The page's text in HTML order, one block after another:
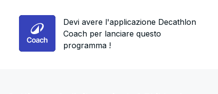
Devi avere l'applicazione Decathlon
Coach per lanciare questo
programma !